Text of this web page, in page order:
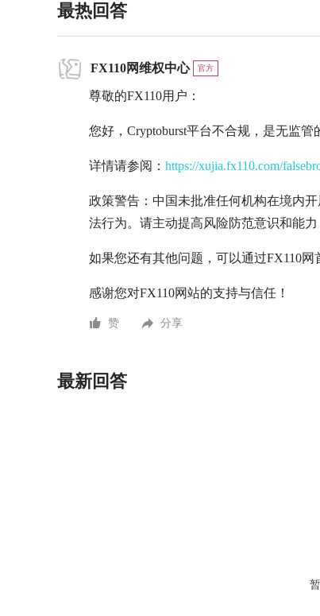
最热回答
FX110网维权中心 官方
尊敬的FX110用户：
您好，Cryptoburst平台不合规，是无监管
详情请参阅： https://xujia.fx110.com/
政策警告：中国未批准任何机构在境内
法行为。请主动提高风险防范意识和能
如果您还有其他问题，可以通过FX110网
感谢您对FX110网站的支持与信任！
赞 分享
最新回答